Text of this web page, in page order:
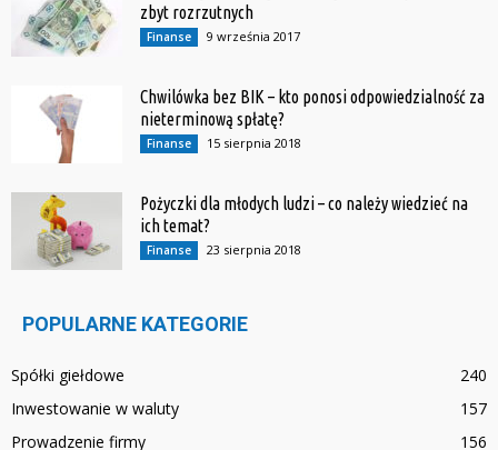
zbyt rozrzutnych
Finanse 9 września 2017
Chwilówka bez BIK – kto ponosi odpowiedzialność za
nieterminową spłatę?
Finanse 15 sierpnia 2018
Pożyczki dla młodych ludzi – co należy wiedzieć na
ich temat?
Finanse 23 sierpnia 2018
POPULARNE KATEGORIE
Spółki giełdowe
240
Inwestowanie w waluty
157
Prowadzenie firmy
156